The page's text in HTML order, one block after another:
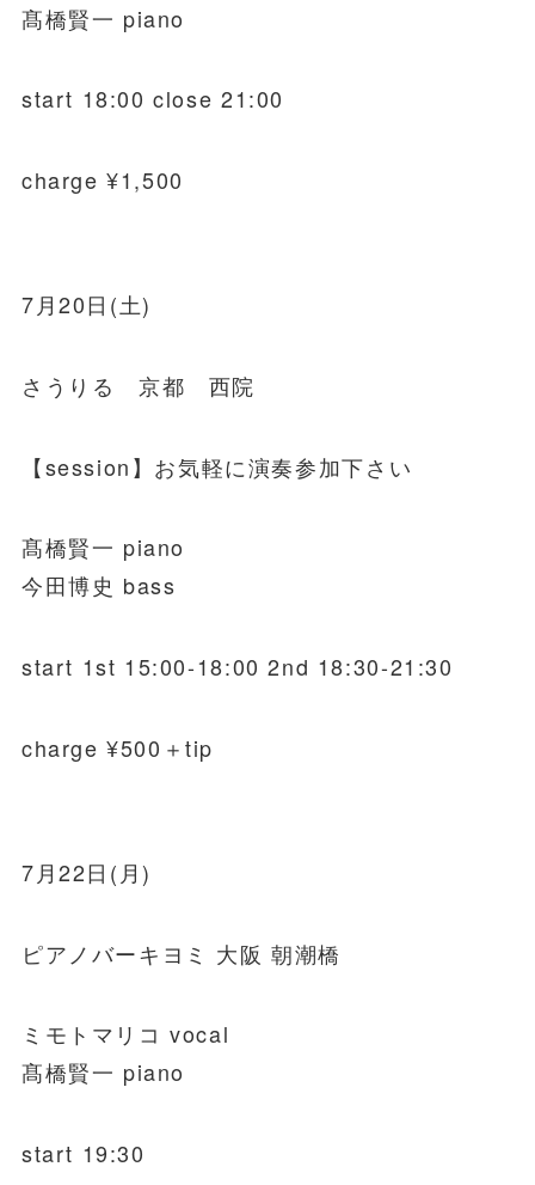
髙橋賢一 piano
start 18:00 close 21:00
charge ¥1,500
7月20日(土)
さうりる 京都 西院
【session】お気軽に演奏参加下さい
髙橋賢一 piano
今田博史 bass
start 1st 15:00-18:00 2nd 18:30-21:30
charge ¥500＋tip
7月22日(月)
ピアノバーキヨミ 大阪 朝潮橋
ミモトマリコ vocal
髙橋賢一 piano
start 19:30